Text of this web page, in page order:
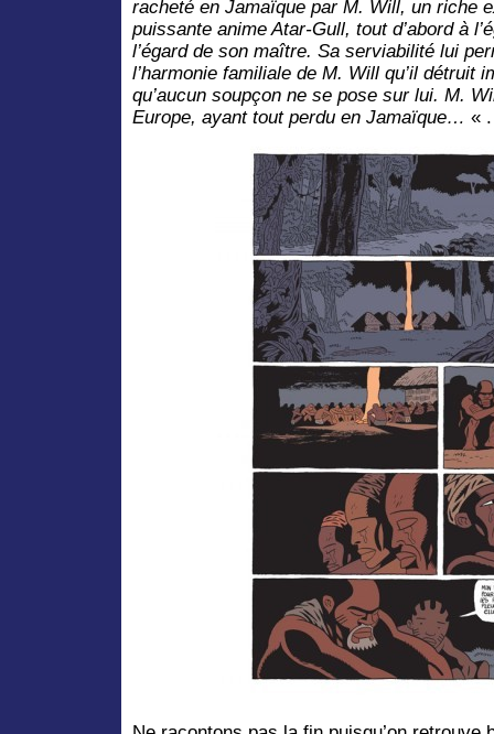
racheté en Jamaïque par M. Will, un riche
puissante anime Atar-Gull, tout d’abord à
l’égard de son maître. Sa serviabilité lui
l’harmonie familiale de M. Will qu’il détruit
qu’aucun soupçon ne se pose sur lui. M.
Europe, ayant tout perdu en Jamaïque… « .